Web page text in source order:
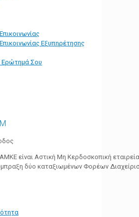
Εξυπηρέτησης
Ερώτημά Σου
είναι Αστική Μη Κερδοσκοπική
δύο καταξιωμένων Φορέων